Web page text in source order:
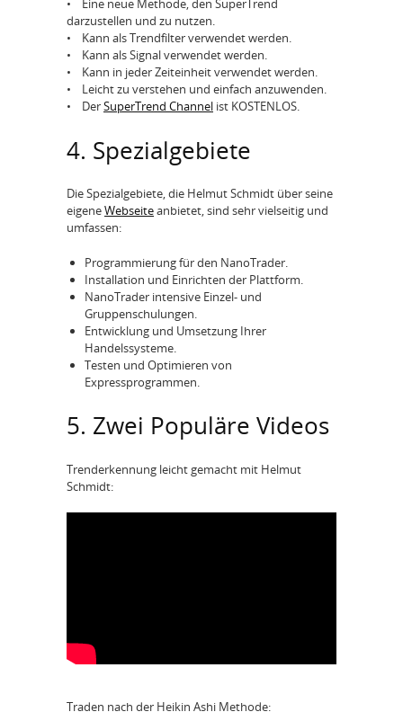
• Eine neue Methode, den SuperTrend
darzustellen und zu nutzen.
• Kann als Trendfilter verwendet werden.
• Kann als Signal verwendet werden.
• Kann in jeder Zeiteinheit verwendet werden.
• Leicht zu verstehen und einfach anzuwenden.
• DerSuperTrend Channel ist KOSTENLOS.
4. Spezialgebiete
Die Spezialgebiete, die Helmut Schmidt über seine
eigeneWebseiteanbietet, sind sehr vielseitig und
umfassen:
Programmierung für den NanoTrader.
Installation und Einrichten der Plattform.
NanoTrader intensive Einzel- und
Gruppenschulungen.
Entwicklung und Umsetzung Ihrer
Handelssysteme.
Testen und Optimieren von
Expressprogrammen.
5. Zwei Populäre Videos
Trenderkennung leicht gemacht mit Helmut
Schmidt:
Traden nach der Heikin Ashi Methode: